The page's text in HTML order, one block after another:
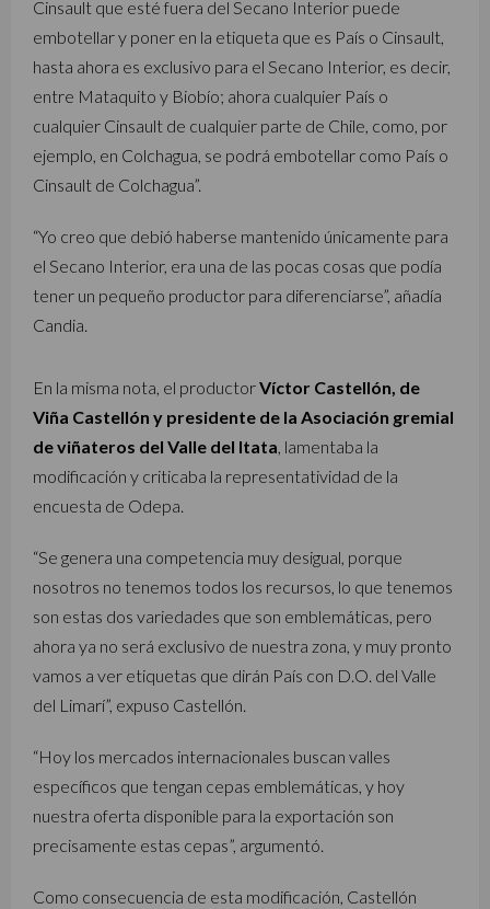
Cinsault que esté fuera del Secano Interior puede
embotellar y poner en la etiqueta que es País o Cinsault,
hasta ahora es exclusivo para el Secano Interior, es decir,
entre Mataquito y Biobío; ahora cualquier País o
cualquier Cinsault de cualquier parte de Chile, como, por
ejemplo, en Colchagua, se podrá embotellar como País o
Cinsault de Colchagua”.
“Yo creo que debió haberse mantenido únicamente para
el Secano Interior, era una de las pocas cosas que podía
tener un pequeño productor para diferenciarse”, añadía
Candia.
En la misma nota, el productorVíctor Castellón, de
Viña Castellón y presidente de la Asociación gremial
de viñateros del Valle del Itata, lamentaba la
modificación y criticaba la representatividad de la
encuesta de Odepa.
“Se genera una competencia muy desigual, porque
nosotros no tenemos todos los recursos, lo que tenemos
son estas dos variedades que son emblemáticas, pero
ahora ya no será exclusivo de nuestra zona, y muy pronto
vamos a ver etiquetas que dirán País con D.O. del Valle
del Limarí”, expuso Castellón.
“Hoy los mercados internacionales buscan valles
específicos que tengan cepas emblemáticas, y hoy
nuestra oferta disponible para la exportación son
precisamente estas cepas”, argumentó.
Como consecuencia de esta modificación, Castellón